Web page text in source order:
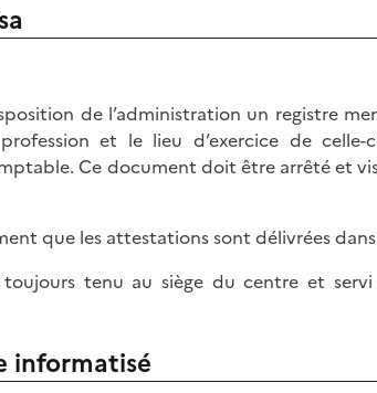
de l’administration un registre
et le lieu d’exercice de
Ce document doit être arrêté et
que les attestations sont délivrées
tenu au siège du centre et
informatisé